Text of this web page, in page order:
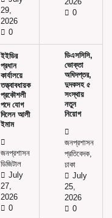
29,
2026
0
0
ইইডির
প্রধান
কার্যালয়ে
তত্ত্বাবধায়ক
প্রকৌশলী
পদে যোগ
দিলেন আলী
ইমাম
জনপ্রশাসন
ডিজিটাল
July
27,
2026
0
ডিএসসিসি,
ভোক্তা
অধিদপ্তর,
দুদকসহ ৫
সংস্থায়
নতুন
নিয়োগ
জনপ্রশাসন
প্রতিবেদক,
ঢাকা
July
25,
2026
0